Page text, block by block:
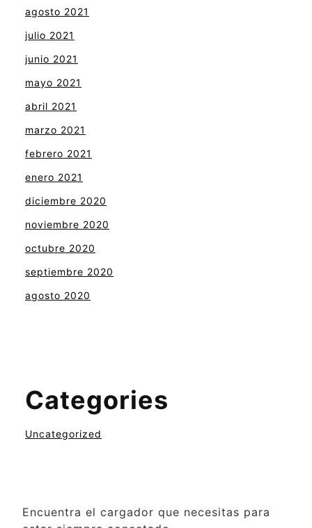
agosto 2021
julio 2021
junio 2021
mayo 2021
abril 2021
marzo 2021
febrero 2021
enero 2021
diciembre 2020
noviembre 2020
octubre 2020
septiembre 2020
agosto 2020
Categories
Uncategorized
Encuentra el cargador que necesitas para